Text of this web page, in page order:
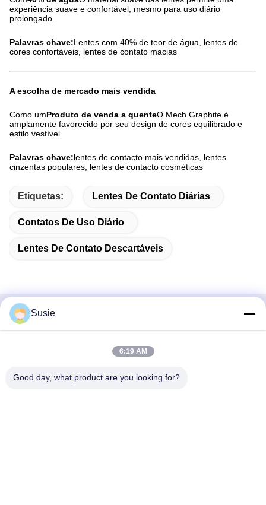
experiência suave e confortável, mesmo para uso diário
prolongado.
Palavras chave:Lentes com 40% de teor de água, lentes de
cores confortáveis, lentes de contato macias
A escolha de mercado mais vendida
Como umProduto de venda a quenteO Mech Graphite é
amplamente favorecido por seu design de cores equilibrado e
estilo vestível.
Palavras chave:lentes de contacto mais vendidas, lentes
cinzentas populares, lentes de contacto cosméticas
Etiquetas: Lentes De Contato Diárias
Contatos De Uso Diário
Lentes De Contato Descartáveis
Contato rápido
Zhongyi 1st Road, distrito de Yuhua, Changsha, Hunan,
Susie
6:19 AM
Good day, what product are you looking for?